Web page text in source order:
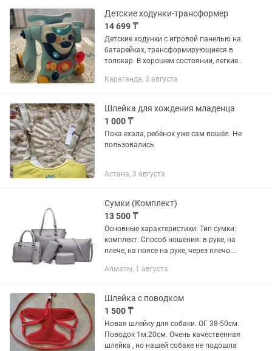
искать...
Детские ходунки-трансформер
14 699 ₸
Детские ходунки с игровой панелью на
батарейках, трансформирующиеся в
толокар. В хорошем состоянии, легкие,
(вожжи-поводок) для первых шагов в
Караганда, 3 августа
Шлейка для хождения младенца
1 000 ₸
Пока ехала, ребёнок уже сам пошёл. Не
пользовались
Астана, 3 августа
Сумки (Комплект)
13 500 ₸
Основные характеристики: Тип сумки:
комплект. Способ ношения: в руке, на
плече, на поясе на руке, через плечо.
молния Карманы: есть. Плечевой...
Алматы, 1 августа
Шлейка с поводком
1 500 ₸
Новая шлейку для собаки. ОГ 38-50см.
Поводок 1м.20см. Очень качественная
шлейка , но нашей собаке не подошла